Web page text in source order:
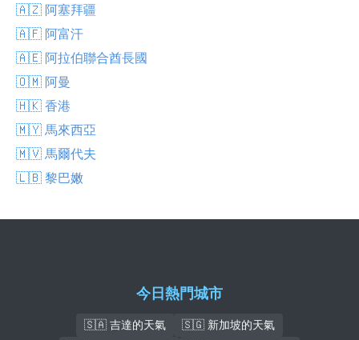
🇦🇿 阿塞拜疆
🇦🇫 阿富汗
🇦🇪 阿拉伯聯合酋長國
🇴🇲 阿曼
🇭🇰 香港
🇲🇾 馬來西亞
🇲🇻 馬爾代夫
🇱🇧 黎巴嫩
今日熱門城市
🇸🇦 吉達的天氣
🇸🇬 新加坡的天氣